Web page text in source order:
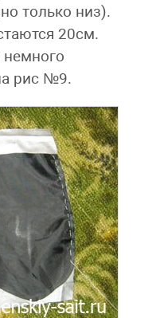
только низ).
20см.
рис №9.